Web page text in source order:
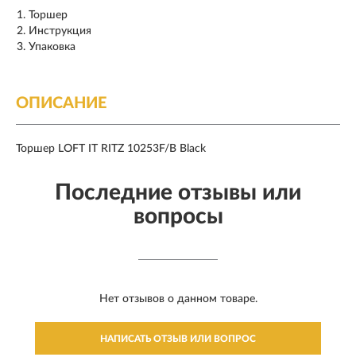
Торшер
Инструкция
Упаковка
ОПИСАНИЕ
Торшер LOFT IT RITZ 10253F/B Black
Последние отзывы или
вопросы
Нет отзывов о данном товаре.
НАПИСАТЬ ОТЗЫВ ИЛИ ВОПРОС